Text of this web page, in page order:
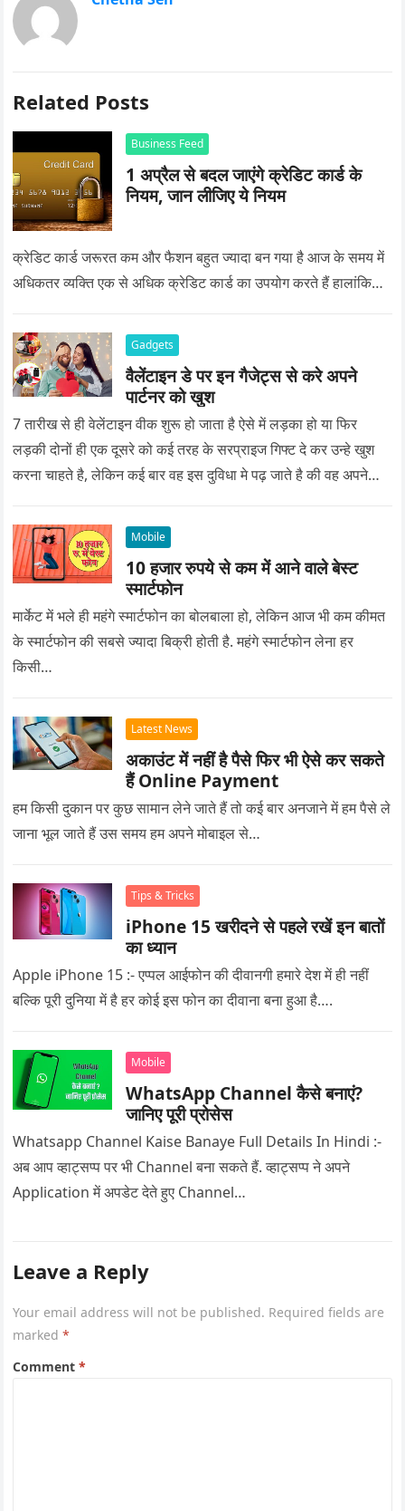
Related Posts
Business Feed
1 अप्रैल से बदल जाएंगे क्रेडिट कार्ड के
नियम, जान लीजिए ये नियम
क्रेडिट कार्ड जरूरत कम और फैशन बहुत ज्यादा बन गया है आज के समय में
अधिकतर व्यक्ति एक से अधिक क्रेडिट कार्ड का उपयोग करते हैं हालांकि…
Gadgets
वैलेंटाइन डे पर इन गैजेट्स से करे अपने
पार्टनर को खुश
7 तारीख से ही वेलेंटाइन वीक शुरू हो जाता है ऐसे में लड़का हो या फिर
लड़की दोनों ही एक दूसरे को कई तरह के सरप्राइज गिफ्ट दे कर उन्हे खुश
करना चाहते है, लेकिन कई बार वह इस दुविधा मे पढ़ जाते है की वह अपने
Mobile
10 हजार रुपये से कम में आने वाले बेस्ट
स्मार्टफोन
मार्केट में भले ही महंगे स्मार्टफोन का बोलबाला हो, लेकिन आज भी कम कीमत
के स्मार्टफोन की सबसे ज्यादा बिक्री होती है. महंगे स्मार्टफोन लेना हर
किसी…
Latest News
अकाउंट में नहीं है पैसे फिर भी ऐसे कर सकते
हैं Online Payment
हम किसी दुकान पर कुछ सामान लेने जाते हैं तो कई बार अनजाने में हम पैसे ले
जाना भूल जाते हैं उस समय हम अपने मोबाइल से…
Tips & Tricks
iPhone 15 खरीदने से पहले रखें इन बातों
का ध्यान
Apple iPhone 15 :- एप्पल आईफोन की दीवानगी हमारे देश में ही नहीं
बल्कि पूरी दुनिया में है हर कोई इस फोन का दीवाना बना हुआ है….
Mobile
WhatsApp Channel कैसे बनाएं?
जानिए पूरी प्रोसेस
Whatsapp Channel Kaise Banaye Full Details In Hindi :-
अब आप व्हाट्सप्प पर भी Channel बना सकते हैं. व्हाट्सप्प ने अपने
Application में अपडेट देते हुए Channel…
Leave a Reply
Your email address will not be published. Required fields are
marked*
Comment*